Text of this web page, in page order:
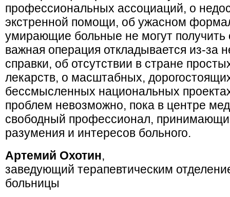
профессиональных ассоциаций, о
экстренной помощи, об ужасном
умирающие больные не могут получить
важная операция откладывается из-за
справки, об отсутствии в стране
лекарств, о масштабных,
бессмысленных национальных
проблем невозможно, пока в центре
свободный профессионал,
разумения и интересов больного.
Артемий Охотин,
заведующий терапевтическим
больницы